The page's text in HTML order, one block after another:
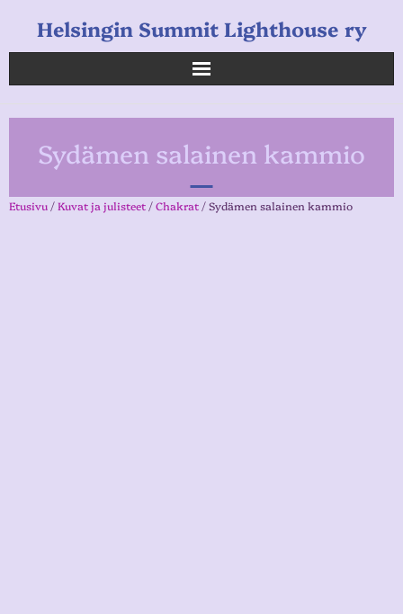
Helsingin Summit Lighthouse ry
Opetukset
Verkkokauppa
Sydämen salainen kammio
Etusivu /Kuvat ja julisteet /Chakrat / Sydämen salainen kammio